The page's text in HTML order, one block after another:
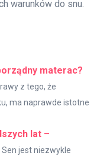
warunków do snu.
materac?
z tego, że
ma naprawde istotne
lat –
Sen jest niezwykle